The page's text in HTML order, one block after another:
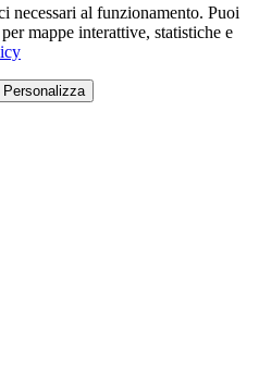
necessari al funzionamento. Puoi
mappe interattive, statistiche e
Personalizza